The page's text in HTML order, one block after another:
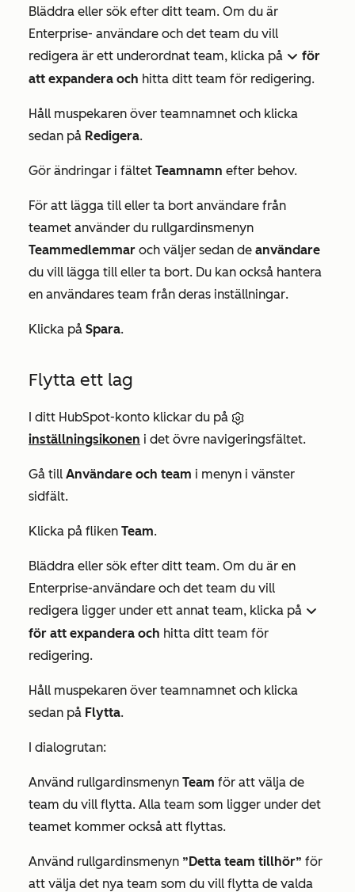
Bläddra eller sök efter ditt team. Om du är
Enterprise- användare och det team du vill
redigera är ett underordnat team, klicka på downIcon för
att expandera och hitta ditt team för redigering.
Håll muspekaren över teamnamnet och klicka
sedan på Redigera.
Gör ändringar i fältet Teamnamn efter behov.
För att lägga till eller ta bort användare från
teamet använder du rullgardinsmenyn
Teammedlemmar och väljer sedan de användare
du vill lägga till eller ta bort. Du kan också hantera
en användares team från deras inställningar.
Klicka på Spara.
Flytta ett lag
I ditt HubSpot-konto klickar du på
inställningsikonen i det övre navigeringsfältet.
Gå till Användare och team i menyn i vänster
sidfält.
Klicka på fliken Team.
Bläddra eller sök efter ditt team. Om du är en
Enterprise-användare och det team du vill
redigera ligger under ett annat team, klicka på downIcon
för att expandera och hitta ditt team för
redigering.
Håll muspekaren över teamnamnet och klicka
sedan på Flytta.
I dialogrutan:
Använd rullgardinsmenyn Team för att välja de
team du vill flytta. Alla team som ligger under det
teamet kommer också att flyttas.
Använd rullgardinsmenyn ”Detta team tillhör” för
att välja det nya team som du vill flytta de valda